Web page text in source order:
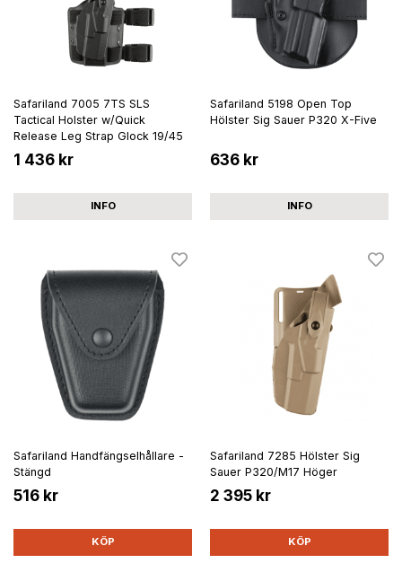
Safariland 7005 7TS SLS
Tactical Holster w/Quick
Release Leg Strap Glock 19/45
1 436 kr
INFO
Safariland 5198 Open Top
Hölster Sig Sauer P320 X-Five
636 kr
INFO
Safariland Handfängselhållare -
Stängd
516 kr
KÖP
Safariland 7285 Hölster Sig
Sauer P320/M17 Höger
2 395 kr
KÖP